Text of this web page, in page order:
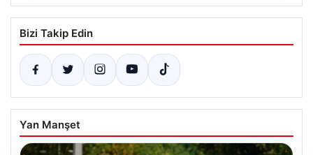
Bizi Takip Edin
Yan Manşet